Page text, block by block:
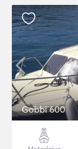
Gobbi 600